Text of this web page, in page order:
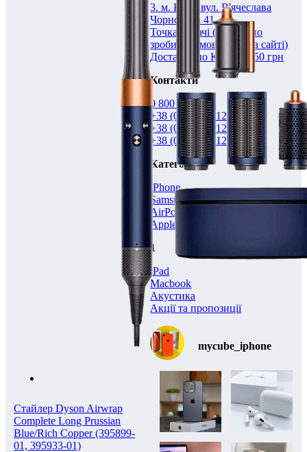
Стайлер Dyson Airwrap
Complete Long Prussian
Blue/Rich Copper (395899-
01, 395933-01)
3. м. Київ, вул. В'ячеслава
Чорновола 41
Точка видачі (необхідно
зробити замовлення на сайті)
Доставка по Києву - 150 грн
Контакти
0 800 331 211
+38 (095) 895-12-21
+38 (068) 890-12-21
+38 (093) 895-12-21
Категорії
iPhone
Samsung
AirPods
AppleWatch
1
iPad
Macbook
Акустика
Акції та пропозиції
mycube_iphone